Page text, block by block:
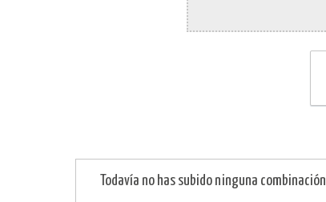
Todavía no has subido ninguna combinación